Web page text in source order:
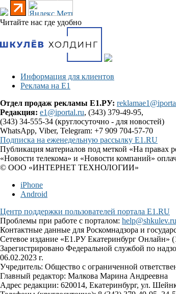
Читайте нас где удобно
Информация для клиентов
Реклама на Е1
Отдел продаж рекламы Е1.РУ:
Редакция: e1@iportal.ru, (343) 379-49-95,
(343) 34-555-34 (круглосуточно - для новостей)
WhatsApp, Viber, Telegram: +7 909 704-57-70
Подписка на еженедельную рассылку E1.RU
Публикация материалов под меткой «На правах
«Новости телекома» и «Новости компаний»
© ООО «ИНТЕРНЕТ ТЕХНОЛОГИИ»
iPhone
Android
Центр поддержки пользователей портала E1.RU
Проблемы при работе с порталом: help@shkulev.ru
Контактные данные для Роскомнадзора и
Сетевое издание «Е1.РУ Екатеринбург Онлайн»
Зарегистрировано Федеральной службой по
06.02.2023 г.
Учредитель: Общество с ограниченной
Главный редактор: Малкова Марина Андреевна
Адрес редакции: 620014, Екатеринбург, ул.